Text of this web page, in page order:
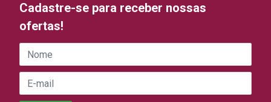
Cadastre-se para receber nossas
ofertas!